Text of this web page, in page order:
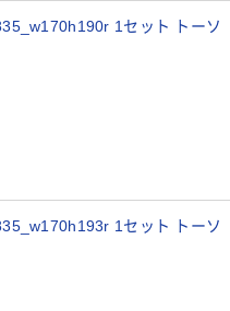
1セット トーソ
1セット トーソ